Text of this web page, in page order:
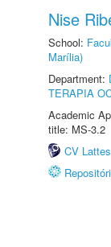
Nise
School:
Marília)
Department:
TERAPIA
Academic
title: MS-3.2
CV Lattes